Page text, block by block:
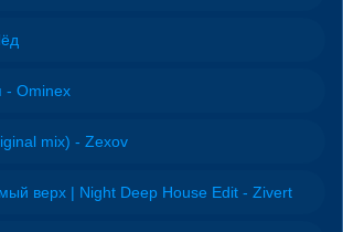
- Ominex
mix) - Zexov
верх | Night Deep House Edit - Zivert